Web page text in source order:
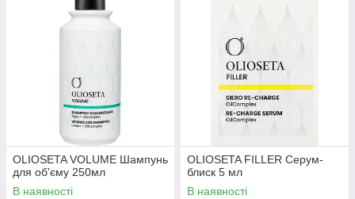
OLIOSETA VOLUME Шампунь
для об'єму 250мл
В наявності
OLIOSETA FILLER Серум-
блиск 5 мл
В наявності